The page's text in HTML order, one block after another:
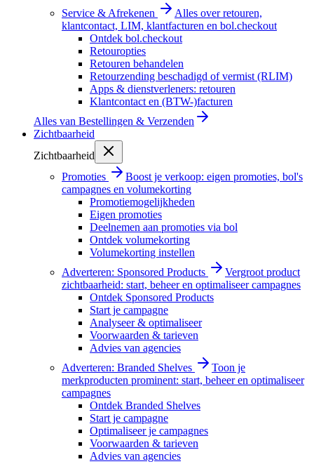
Service & Afrekenen
Alles over retouren,
klantcontact, LIM, klantfacturen en bol.checkout
Ontdek bol.checkout
Retouropties
Retouren behandelen
Retourzending beschadigd of vermist (RLIM)
Apps & dienstverleners: retouren
Klantcontact en (BTW-)facturen
Alles van Bestellingen & Verzenden
Zichtbaarheid
Zichtbaarheid
Promoties
Boost je verkoop: eigen promoties, bol's
campagnes en volumekorting
Promotiemogelijkheden
Eigen promoties
Deelnemen aan promoties via bol
Ontdek volumekorting
Volumekorting instellen
Adverteren: Sponsored Products
Vergroot product
zichtbaarheid: start, beheer en optimaliseer campagnes
Ontdek Sponsored Products
Start je campagne
Analyseer & optimaliseer
Voorwaarden & tarieven
Advies van agencies
Adverteren: Branded Shelves
Toon je
merkproducten prominent: start, beheer en optimaliseer
campagnes
Ontdek Branded Shelves
Start je campagne
Optimaliseer je campagnes
Voorwaarden & tarieven
Advies van agencies